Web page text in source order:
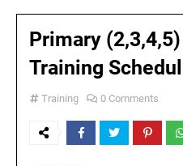
Primary
Training
Training 0 Comments